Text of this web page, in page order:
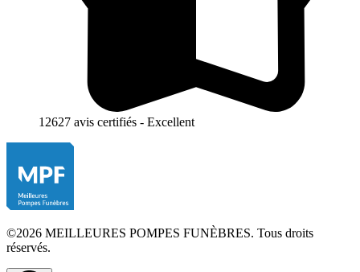
12627 avis certifiés - Excellent
©2026 MEILLEURES POMPES FUNÈBRES. Tous droits
réservés.